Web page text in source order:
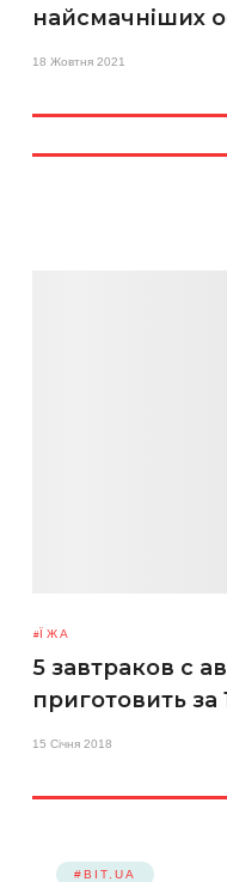
найсмачніших
18 Жовтня 2021
ЇЖА
5 завтраков с
приготовить за
15 Січня 2018
#BIT.UA